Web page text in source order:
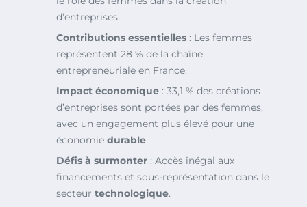
d’entreprises.
Contributions essentielles : Les femmes
représentent 28 % de la chaîne
entrepreneuriale en France.
Impact économique : 33,1 % des créations
d’entreprises sont portées par des femmes,
avec un engagement plus élevé pour une
économie durable.
Défis à surmonter : Accès inégal aux
financements et sous-représentation dans le
secteur technologique.